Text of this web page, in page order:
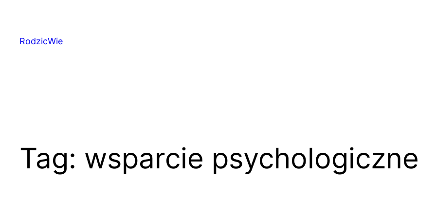
treściRodzicWie
Tag: wsparcie psychologiczne